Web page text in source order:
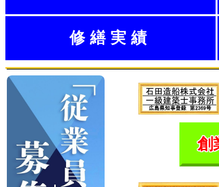
修繕実績
創